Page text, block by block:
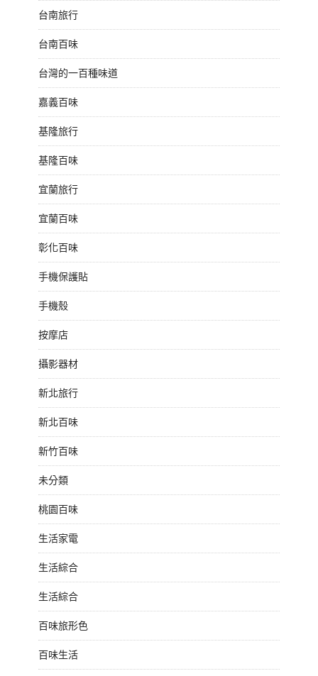
台南旅行
台南百味
台灣的一百種味道
嘉義百味
基隆旅行
基隆百味
宜蘭旅行
宜蘭百味
彰化百味
手機保護貼
手機殼
按摩店
攝影器材
新北旅行
新北百味
新竹百味
未分類
桃園百味
生活家電
生活綜合
生活綜合
百味旅形色
百味生活